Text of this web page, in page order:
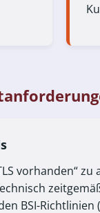
vorhanden“ zu
BSI-Richtlinien